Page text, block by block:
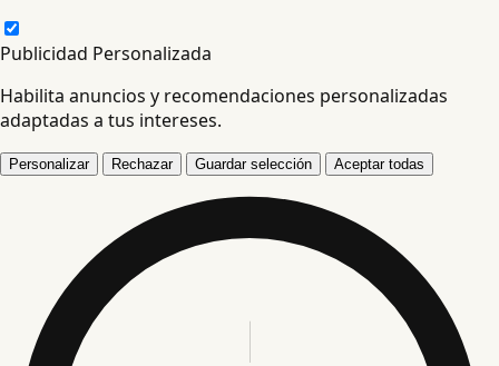
Publicidad Personalizada
Habilita anuncios y recomendaciones personalizadas
adaptadas a tus intereses.
Personalizar Rechazar Guardar selección Aceptar todas